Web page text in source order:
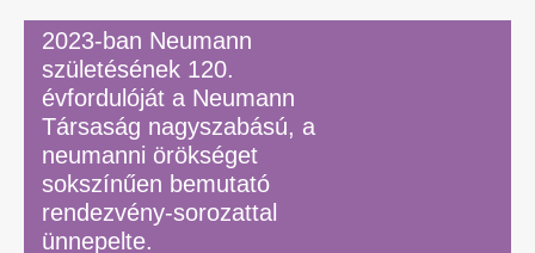
2023-ban Neumann
születésének 120.
évfordulóját a Neumann
Társaság nagyszabású, a
neumanni örökséget
sokszínűen bemutató
rendezvény-sorozattal
ünnepelte.